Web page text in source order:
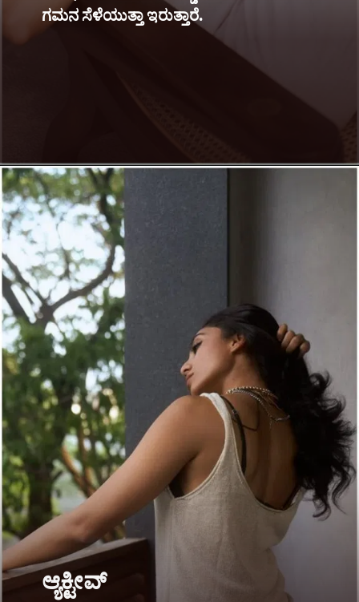
ಗಮನ ಸೆಳೆಯುತ್ತಾ ಇರುತ್ತಾರೆ.
ಆ್ಯಕ್ಟೀವ್